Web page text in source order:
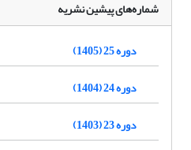
شماره‌های پیشین نشریه
دوره 25 (1405)
دوره 24 (1404)
دوره 23 (1403)